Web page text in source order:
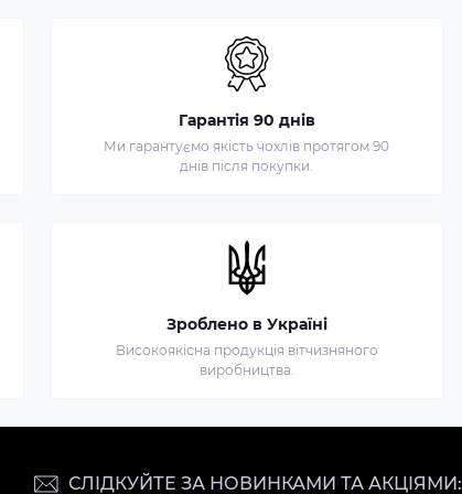
Гарантія 90 днів
Ми гарантуємо якість чохлів протягом 90
днів після покупки.
Зроблено в Україні
Високоякісна продукція вітчизняного
виробництва.
СЛІДКУЙТЕ ЗА НОВИНКАМИ ТА АКЦІЯМИ: